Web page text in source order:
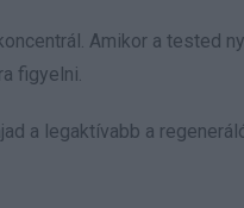
Amikor a tested
figyelni.
a legaktívabb a